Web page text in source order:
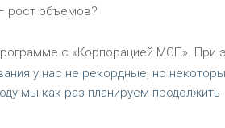
рост объемов?
с «Корпорацией МСП». При
у нас не рекордные, но
мы как раз планируем продолжить